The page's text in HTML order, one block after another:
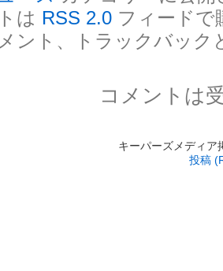
トは RSS 2.0 フィードで
メント、トラックバッ
コメントは
キーパーズメディ
投稿